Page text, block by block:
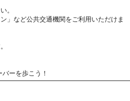
。
」など公共交通機関をご利用いただけま
ーを歩こう！